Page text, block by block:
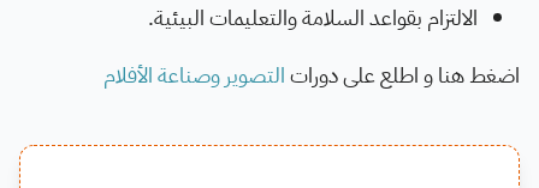
الالتزام بقواعد السلامة والتعليمات البيئية.
اضغط هنا و اطلع على دوراتالتصوير وصناعة الأفلام